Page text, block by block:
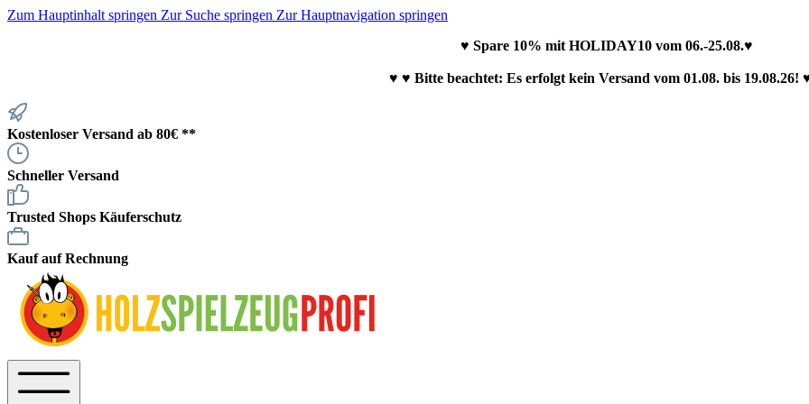
Zum Hauptinhalt springen Zur Suche springen Zur Hauptnavigation springen
♥ Spare 10% mit HOLIDAY10 vom 06.-25.08.♥
♥ ♥ Bitte beachtet: Es erfolgt kein Versand vom 01.08. bis 19.08.26!
Kostenloser Versand ab 80€ **
Schneller Versand
Trusted Shops Käuferschutz
Kauf auf Rechnung